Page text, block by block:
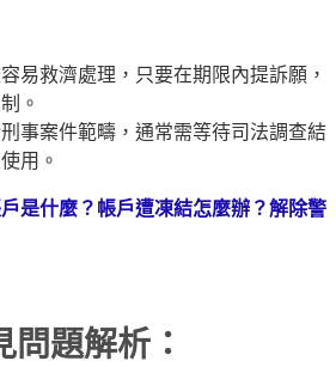
易救濟處理，只要在期限內提訴願，
。
事案件範疇，通常需等待司法調查結
用。
戶是什麼？帳戶遭凍結怎麼辦？解除警
題解析：